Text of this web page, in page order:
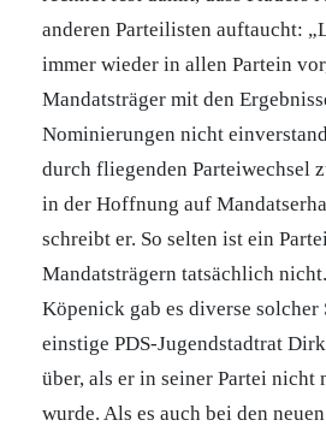
anderen Parteilisten auftaucht:
immer wieder in allen Partein
Mandatsträger mit den
Nominierungen nicht
durch fliegenden Parteiwechsel
in der Hoffnung auf
schreibt er. So selten ist ein
Mandatsträgern tatsächlich
Köpenick gab es diverse solcher
einstige PDS-Jugendstadtrat
über, als er in seiner Partei
wurde. Als es auch bei den